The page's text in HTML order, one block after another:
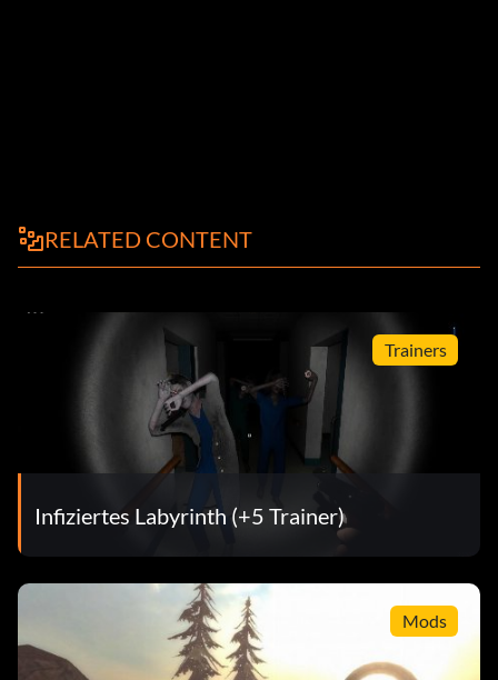
RELATED CONTENT
Trainers
Infiziertes Labyrinth (+5 Trainer)
Mods